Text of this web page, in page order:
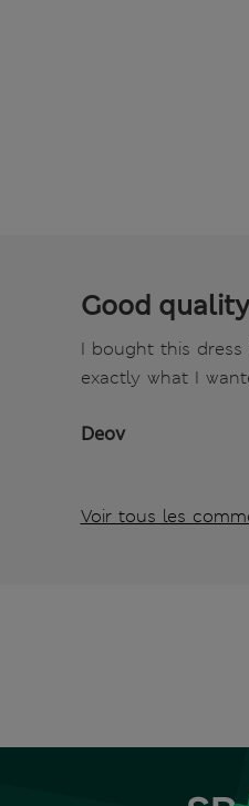
Good quality
I bought this
exactly what I
Deov
Voir tous les